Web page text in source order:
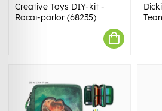
Creative Toys DIY-kit -
Rocai-pärlor (68235)